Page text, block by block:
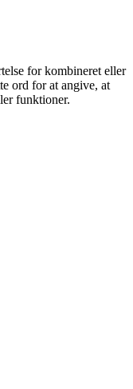
for kombineret eller
ord for at angive, at
funktioner.